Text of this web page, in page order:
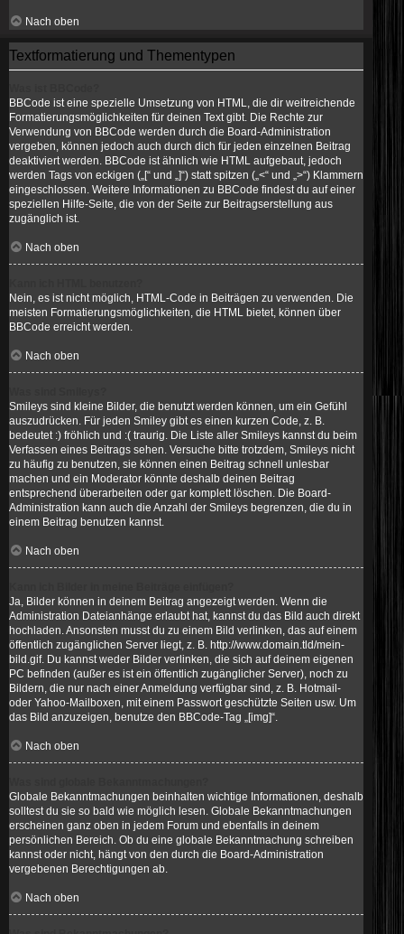
Nach oben
Textformatierung und Thementypen
BBCode ist eine spezielle Umsetzung von HTML, die dir weitreichende
Formatierungsmöglichkeiten für deinen Text gibt. Die Rechte zur
Verwendung von BBCode werden durch die Board-Administration
vergeben, können jedoch auch durch dich für jeden einzelnen Beitrag
deaktiviert werden. BBCode ist ähnlich wie HTML aufgebaut, jedoch
werden Tags von eckigen („[“ und „]“) statt spitzen („<“ und „>“) Klammern
eingeschlossen. Weitere Informationen zu BBCode findest du auf einer
speziellen Hilfe-Seite, die von der Seite zur Beitragserstellung aus
zugänglich ist.
Nach oben
Nein, es ist nicht möglich, HTML-Code in Beiträgen zu verwenden. Die
meisten Formatierungsmöglichkeiten, die HTML bietet, können über
BBCode erreicht werden.
Nach oben
Smileys sind kleine Bilder, die benutzt werden können, um ein Gefühl
auszudrücken. Für jeden Smiley gibt es einen kurzen Code, z. B.
bedeutet :) fröhlich und :( traurig. Die Liste aller Smileys kannst du beim
Verfassen eines Beitrags sehen. Versuche bitte trotzdem, Smileys nicht
zu häufig zu benutzen, sie können einen Beitrag schnell unlesbar
machen und ein Moderator könnte deshalb deinen Beitrag
entsprechend überarbeiten oder gar komplett löschen. Die Board-
Administration kann auch die Anzahl der Smileys begrenzen, die du in
einem Beitrag benutzen kannst.
Nach oben
Ja, Bilder können in deinem Beitrag angezeigt werden. Wenn die
Administration Dateianhänge erlaubt hat, kannst du das Bild auch direkt
hochladen. Ansonsten musst du zu einem Bild verlinken, das auf einem
öffentlich zugänglichen Server liegt, z. B. http://www.domain.tld/mein-
bild.gif. Du kannst weder Bilder verlinken, die sich auf deinem eigenen
PC befinden (außer es ist ein öffentlich zugänglicher Server), noch zu
Bildern, die nur nach einer Anmeldung verfügbar sind, z. B. Hotmail-
oder Yahoo-Mailboxen, mit einem Passwort geschützte Seiten usw. Um
das Bild anzuzeigen, benutze den BBCode-Tag „[img]“.
Nach oben
Globale Bekanntmachungen beinhalten wichtige Informationen, deshalb
solltest du sie so bald wie möglich lesen. Globale Bekanntmachungen
erscheinen ganz oben in jedem Forum und ebenfalls in deinem
persönlichen Bereich. Ob du eine globale Bekanntmachung schreiben
kannst oder nicht, hängt von den durch die Board-Administration
vergebenen Berechtigungen ab.
Nach oben